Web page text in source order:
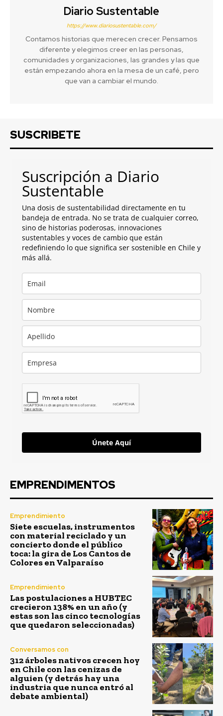
Diario Sustentable
https://www.diariosustentable.com/
Contamos historias que merecen crecer. Pensamos
diferente y elegimos creer en las personas,
comunidades y organizaciones, las grandes y las que
están empezando ahora en la mesa de un café, pero
que van a cambiar el mundo.
SUSCRIBETE
Suscripción a Diario
Sustentable
Una dosis de sustentabilidad directamente en tu
bandeja de entrada. No se trata de cualquier correo,
sino de historias poderosas, innovaciones
sustentables y voces de cambio que están
redefiniendo lo que significa ser sostenible en Chile y
más allá.
Únete Aquí
EMPRENDIMENTOS
Emprendimiento
Siete escuelas, instrumentos
con material reciclado y un
concierto donde el público
toca: la gira de Los Cantos de
Colores en Valparaíso
Emprendimiento
Las postulaciones a HUBTEC
crecieron 138% en un año (y
estas son las cinco tecnologías
que quedaron seleccionadas)
Conversamos con
312 árboles nativos crecen hoy
en Chile con las cenizas de
alguien (y detrás hay una
industria que nunca entró al
debate ambiental)